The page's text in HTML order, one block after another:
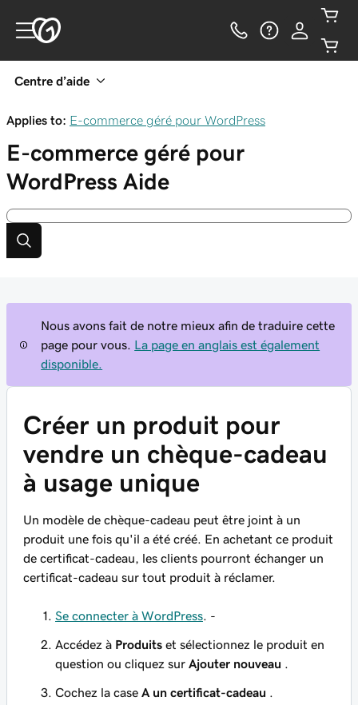
Centre d’aide
Applies to: E-commerce géré pour WordPress
E-commerce géré pour
WordPress Aide
Nous avons fait de notre mieux afin de traduire cette
page pour vous.
La page en anglais est également
disponible.
Créer un produit pour
vendre un chèque-cadeau
à usage unique
Un modèle de chèque-cadeau peut être joint à un
produit une fois qu'il a été créé. En achetant ce produit
de certificat-cadeau, les clients pourront échanger un
certificat-cadeau sur tout produit à réclamer.
Se connecter à WordPress . -
Accédez à Produits et sélectionnez le produit en
question ou cliquez sur Ajouter nouveau
Cochez la case A un certificat-cadeau